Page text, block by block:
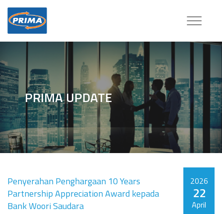
Toggle
PRIMA UPDATE
Penyerahan Penghargaan 10 Years
Partnership Appreciation Award kepada
Bank Woori Saudara
2026
22
April